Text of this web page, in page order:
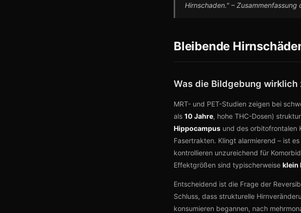
Hirnschaden." – Zusammenfassung
Bleibende
Was die Bildgebung wirklich
MRT- und PET-Studien zeigen bei
als 10 Jahre, hohe THC-Dosen)
Hippocampus und des orbitofrontalen
Fasertrakten. Klingt alarmierend – ist
kontrollieren unzureichend für
Effektgrößen sind typischerweise klein
Entscheidend ist die Frage der
Schluss, dass strukturelle
konsumieren begannen, nach